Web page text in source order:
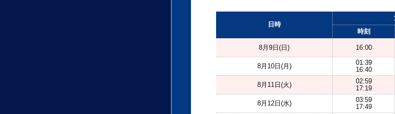
日時
時刻
8月9日(日) 16:00
8月10日(月)
01:39
16:40
8月11日(火)
02:59
17:19
8月12日(水)
03:59
17:49